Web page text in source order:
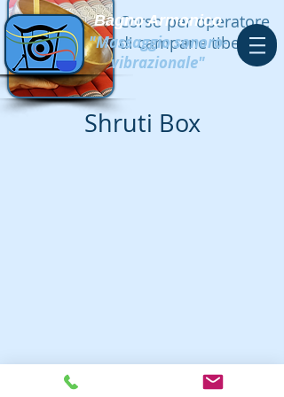
Bagno Armonico
"Massaggio sonoro-
vibrazionale"
Corso per operatore
di campane tibetane
Shruti Box